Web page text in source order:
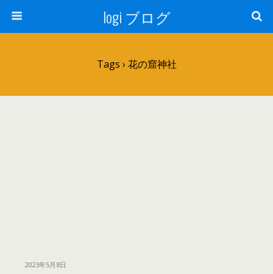
logi ブログ
Tags › 花の窟神社
2023年5月8日